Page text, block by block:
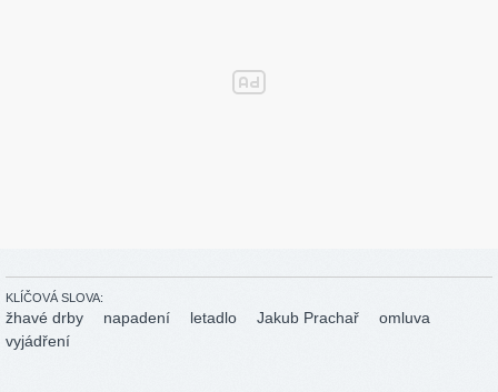
KLÍČOVÁ SLOVA:
žhavé drby napadení letadlo Jakub Prachař
omluva
vyjádření